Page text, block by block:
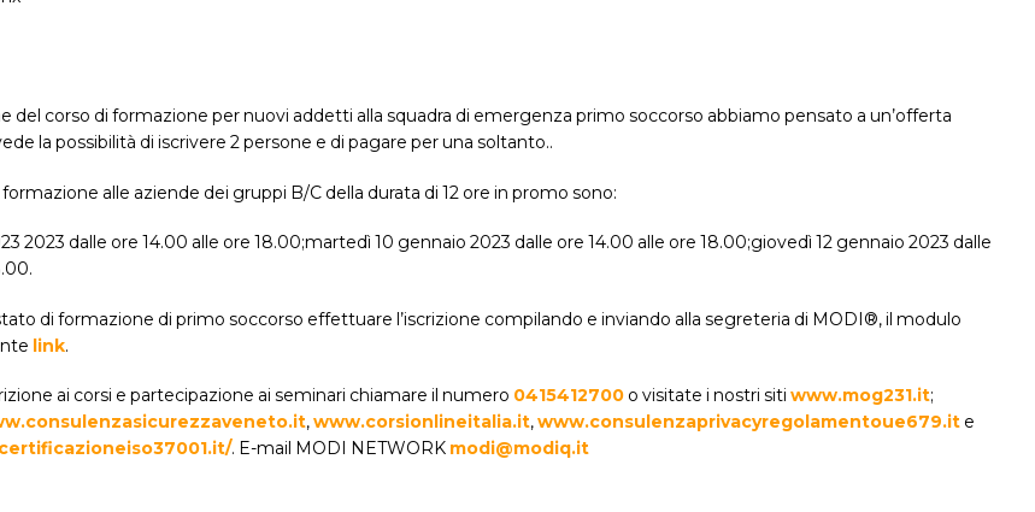
del corso di formazione per nuovi addetti alla squadra di emergenza primo soccorso abbiamo pensato a un’offerta
la possibilità di iscrivere 2 persone e di pagare per una soltanto..
alle aziende dei gruppi B/C della durata di 12 ore in promo sono:
2023 dalle ore 14.00 alle ore 18.00;martedì 10 gennaio 2023 dalle ore 14.00 alle ore 18.00;giovedì 12 gennaio 2023 dalle
di formazione di primo soccorso effettuare l’iscrizione compilando e inviando alla segreteria di MODI®, il modulo
link.
ai corsi e partecipazione ai seminari chiamare il numero 0415412700 o visitate i nostri siti www.mog231.it;
,www.corsionlineitalia.it,www.consulenzaprivacyregolamentoue679.it e
. E-mail MODI NETWORK modi@modiq.it